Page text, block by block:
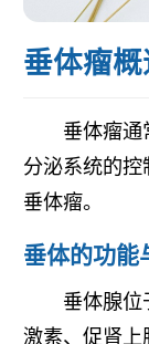
垂体瘤概
垂体瘤通
分泌系统的
垂体瘤。
垂体的功能
垂体腺位
激素、促肾上